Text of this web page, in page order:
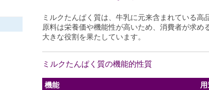
ミルクたんぱく質は、牛乳に元来含まれている
原料は栄養価や機能性が高いため、消費者が求め
大きな役割を果たしています。
ミルクたんぱく質の機能的性質
機能